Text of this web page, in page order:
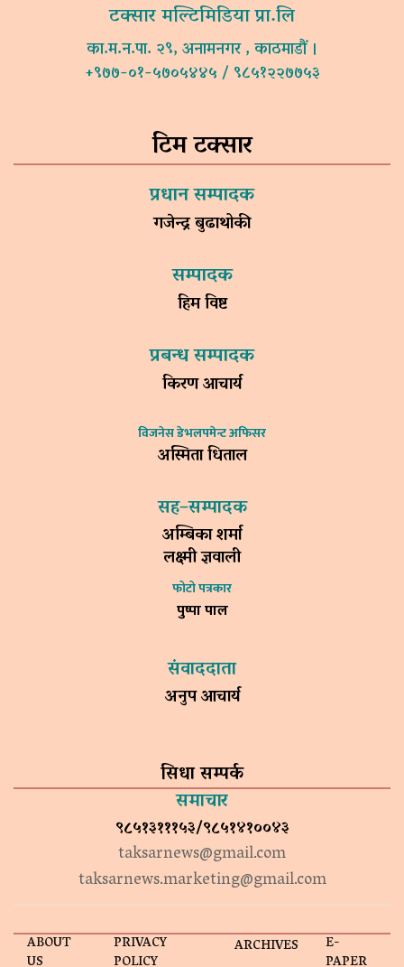
टक्सार मल्टिमिडिया प्रा.लि
का.म.न.पा. २९, अनामनगर , काठमाडौं ।
+९७७-०१-५७०५४४५ / ९८५१२२७७५३
टिम टक्सार
प्रधान सम्पादक
गजेन्द्र बुढाथोकी
सम्पादक
हिम विष्ट
प्रबन्ध सम्पादक
किरण आचार्य
विजनेस डेभलपमेन्ट अफिसर
अस्मिता धिताल
सह–सम्पादक
अम्बिका शर्मा
लक्ष्मी ज्ञवाली
फोटो पत्रकार
पुष्पा पाल
संवाददाता
अनुप आचार्य
सिधा सम्पर्क
समाचार
९८५१३१११५३/९८५१४१००४३
taksarnews@gmail.com
taksarnews.marketing@gmail.com
ABOUT PRIVACY ARCHIVES E-